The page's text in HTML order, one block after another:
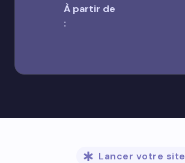
À partir de
:
Lancer votre site